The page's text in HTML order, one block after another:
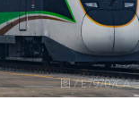
图 / E79707CA